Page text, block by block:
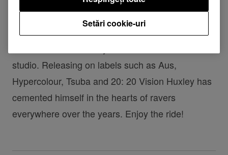
After experimenting with techno in recent times
Huxley goes back to his roots; groove and house
studio. Releasing on labels such as Aus,
Hypercolour, Tsuba and 20: 20 Vision Huxley has
cemented himself in the hearts of ravers
everywhere over the years. Enjoy the ride!
Setări cookie-uri